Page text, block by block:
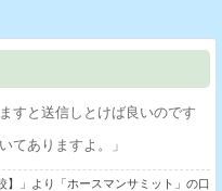
すと送信しとけば良いのです
てありますよ。」
】」より「ホースマンサミット」の口